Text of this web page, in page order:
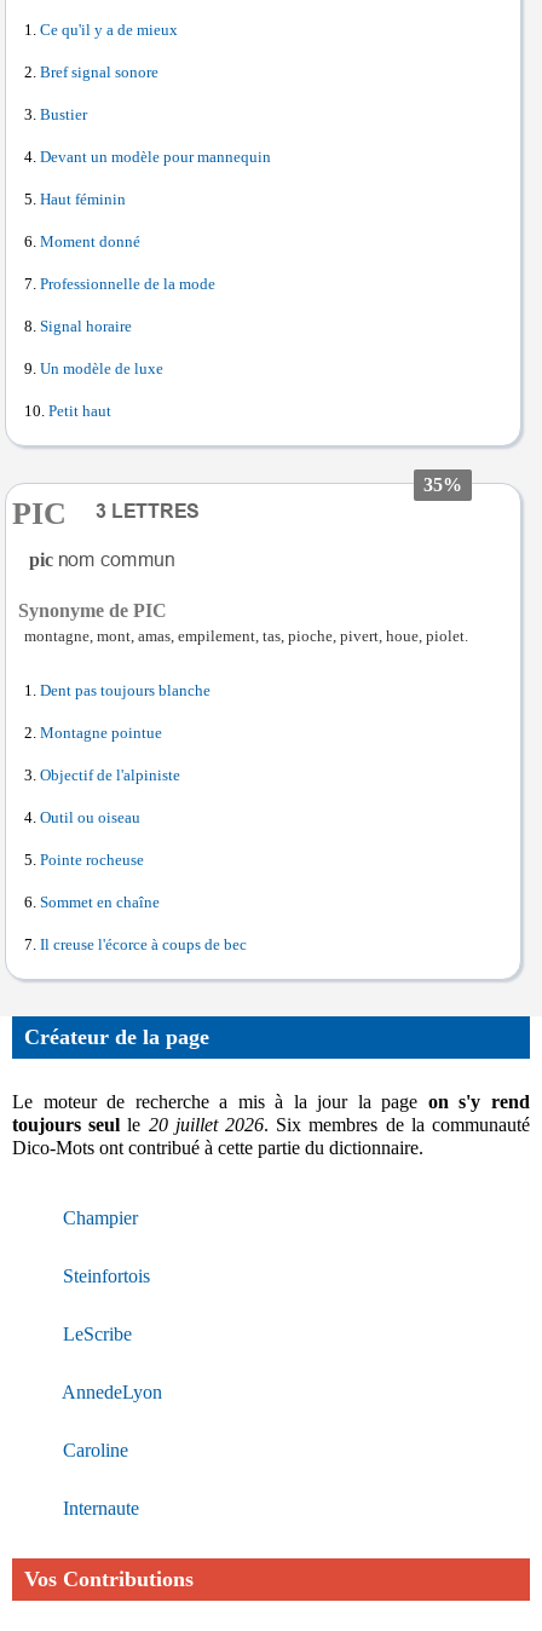
Ce qu'il y a de mieux
Bref signal sonore
Bustier
Devant un modèle pour mannequin
Haut féminin
Moment donné
Professionnelle de la mode
Signal horaire
Un modèle de luxe
Petit haut
35%
PIC
pic
Synonyme de PIC
montagne, mont, amas, empilement, tas, pioche, pivert, houe, piolet.
Dent pas toujours blanche
Montagne pointue
Objectif de l'alpiniste
Outil ou oiseau
Pointe rocheuse
Sommet en chaîne
Il creuse l'écorce à coups de bec
Créateur de la page
Le moteur de recherche a mis à la jour la page on s'y rend
toujours seul le 20 juillet 2026. Six membres de la communauté
Dico-Mots ont contribué à cette partie du dictionnaire.
Champier
Steinfortois
LeScribe
AnnedeLyon
Caroline
Internaute
Vos Contributions